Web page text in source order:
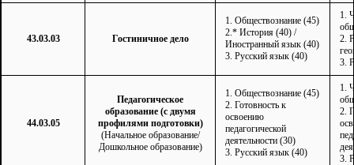
43.03.03 Гостиничное дело
1. Обществознание (45)
2.* История (40) /
Иностранный язык (40)
3. Русский язык (40)
1.
2.
3.
44.03.05
Педагогическое
образование (с двумя
профилями подготовки)
(Начальное образование/
Дошкольное образование)
1. Обществознание (45)
2. Готовность к
освоению
педагогической
деятельности (30)
3. Русский язык (40)
1.
2.
3.